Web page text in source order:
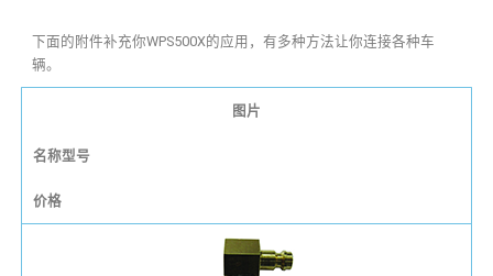
下面的附件补充你WPS500X的应用，有多种方法让你连接各种车
辆。
图片
名称型号
价格